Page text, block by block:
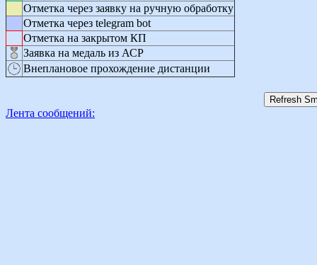
Отметка через заявку на ручную обработку
Отметка через telegram bot
Отметка на закрытом КП
Заявка на медаль из АСР
Внеплановое прохождение дистанции
Лента сообщений: